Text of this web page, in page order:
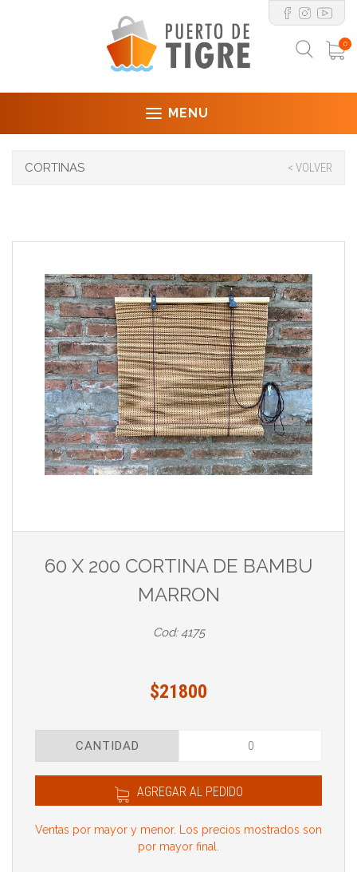
0
MENU
CORTINAS < VOLVER
60 X 200 CORTINA DE BAMBU
MARRON
Cod: 4175
$21800
CANTIDAD
AGREGAR AL PEDIDO
Ventas por mayor y menor. Los precios mostrados son
por mayor final.